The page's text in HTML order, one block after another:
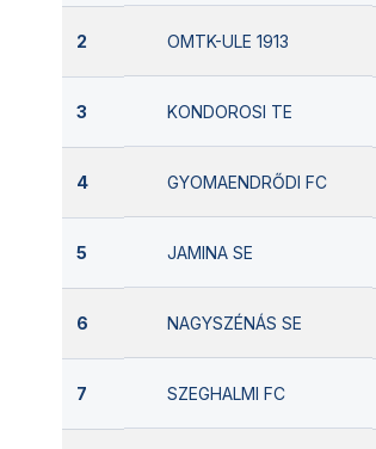
2 OMTK-ULE 1913
3 KONDOROSI TE
4 GYOMAENDRŐDI FC
5 JAMINA SE
6 NAGYSZÉNÁS SE
7 SZEGHALMI FC